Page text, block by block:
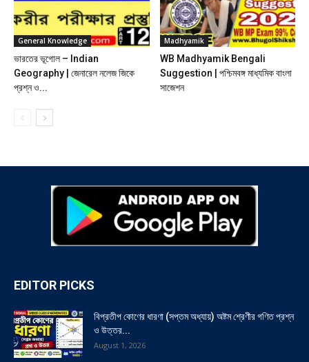
General Knowledge
ভারতের ভূগোল – Indian
Geography | জেনারেল নলেজ জিকে
প্রশ্ন ও...
Madhyamik
WB Madhyamik Bengali
Suggestion | পশ্চিমবঙ্গ মাধ্যমিক বাংলা
সাজেশন
EDITOR PICKS
বিপ্রতীপ কোণের ধারণা (সপ্তম অধ্যায়) অষ্টম শ্রেণীর গণিত প্রশ্ন
ও উত্তর...
August 1, 2026